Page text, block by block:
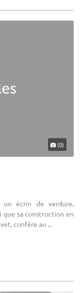
(0)
un écrin de verdure,
sa construction en
confère au ...